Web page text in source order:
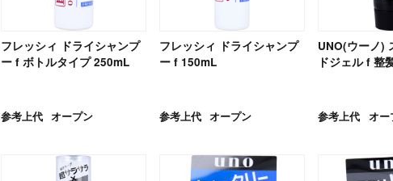
フレッシィ ドライシャンプ
ー f ボトルタイプ 250mL
参考上代 オープン
フレッシィ ドライシャンプ
ー f 150mL
参考上代 オープン
UNO(ウーノ)
ドジェル f 整
参考上代 オー